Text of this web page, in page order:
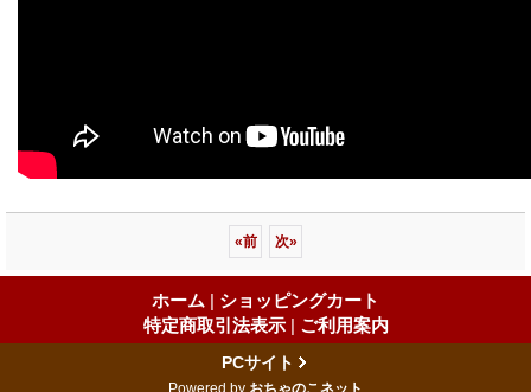
«前 次»
ホーム | ショッピングカート
特定商取引法表示 | ご利用案内
PCサイト
Powered by おちゃのこネット